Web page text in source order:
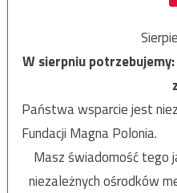
W sierpniu potrzebujemy:
Państwa wsparcie jest
Fundacji Magna Polonia.
Masz świadomość tego
niezależnych ośrodków